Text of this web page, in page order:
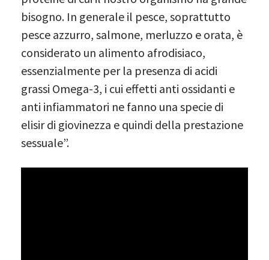
bisogno. In generale il pesce, soprattutto
pesce azzurro, salmone, merluzzo e orata, è
considerato un alimento afrodisiaco,
essenzialmente per la presenza di acidi
grassi Omega-3, i cui effetti anti ossidanti e
anti infiammatori ne fanno una specie di
elisir di giovinezza e quindi della prestazione
sessuale”.